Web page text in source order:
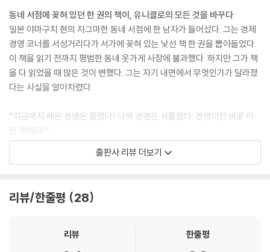
동네 서점에 꽂혀 있던 한 권의 책이, 유니클로의 모든 것을 바꾸다
일본 야마구치 현의 자그마한 동네 서점에 한 남자가 들어섰다. 그는 경제
경영 코너를 서성거리다가 서가에 꽂혀 있는 낯선 책 한 권을 뽑아들었다.
이 책을 읽기 전까지 평범한 동네 옷가게 사장에 불과했다. 하지만 그가 책
을 다 읽었을 때 많은 것이 변했다. 그는 자기 내면에서 무엇인가가 달라졌
다는 사실을 알아차렸다.
“지금까지 해온 경영은 틀렸다! 나의 경영은 서툴렀다. 경영이란 바로 이
런 것이다!”
당시 야나이 다다시는 동네 옷가게 사장에 불과했다. 그러나 우연히 집어
Managing』이다.
출판사 리뷰 더보기
리뷰/한줄평 28
리뷰 한줄평